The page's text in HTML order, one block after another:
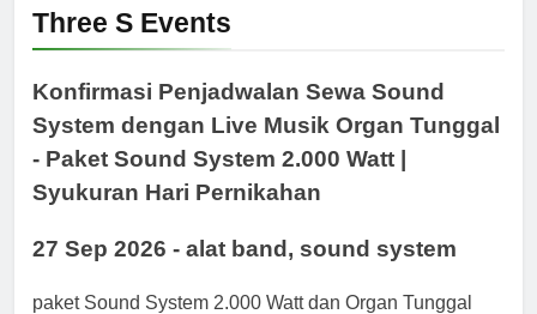
Three S Events
Konfirmasi Penjadwalan Sewa Sound
System dengan Live Musik Organ Tunggal
- Paket Sound System 2.000 Watt |
Syukuran Hari Pernikahan
27 Sep 2026 - alat band, sound system
paket Sound System 2.000 Watt dan Organ Tunggal